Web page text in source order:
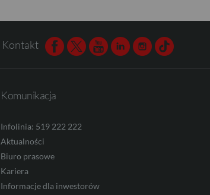
Kontakt Facebook
TwitterYoutubeLinkedinInstagram
TikTok
Komunikacja
Infolinia: 519 222 222
Aktualności
Biuro prasowe
Kariera
Informacje dla inwestorów